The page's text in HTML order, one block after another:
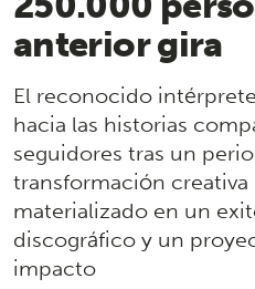
anterior gira
El reconocido
hacia las historias
seguidores tras un
transformación creativa
materializado en un
discográfico y un
impacto